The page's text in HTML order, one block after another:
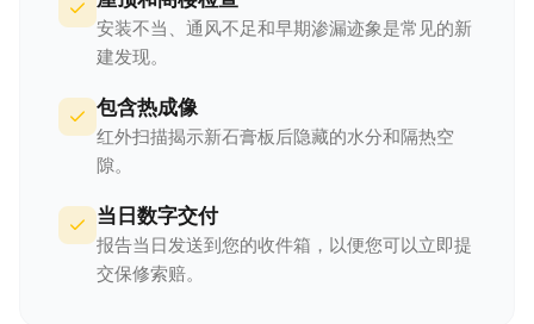
安装不当、通风不足和早期渗漏迹象是常见的新
建发现。
包含热成像
红外扫描揭示新石膏板后隐藏的水分和隔热空
隙。
当日数字交付
报告当日发送到您的收件箱，以便您可以立即提
交保修索赔。